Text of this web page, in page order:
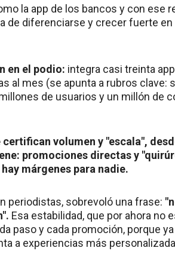
la app de los bancos y con ese
de diferenciarse y crecer fuerte
en el podio: integra casi treinta
al mes (se apunta a rubros clave:
de usuarios y un millón de
volumen y "escala",
promociones directas y
márgenes para nadie.
periodistas, sobrevoló una frase:
Esa estabilidad, que por ahora no
paso y cada promoción, porque
a experiencias más